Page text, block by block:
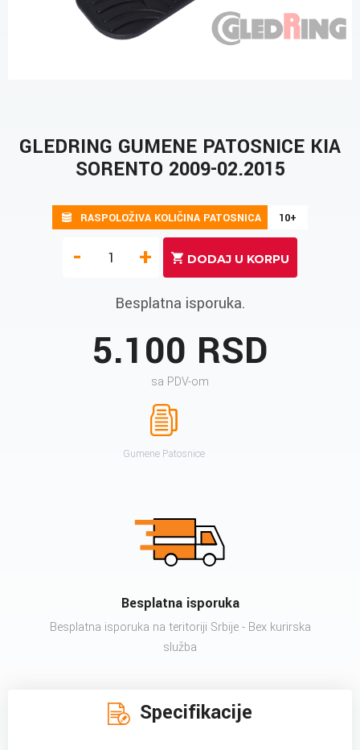
GLEDRING GUMENE PATOSNICE KIA
SORENTO 2009-02.2015
RASPOLOŽIVA KOLIČINA PATOSNICA 10+
- +
Besplatna isporuka.
5.100 RSD
sa PDV-om
Gumene Patosnice
Besplatna isporuka
Besplatna isporuka na teritoriji Srbije - Bex kurirska
služba
Specifikacije